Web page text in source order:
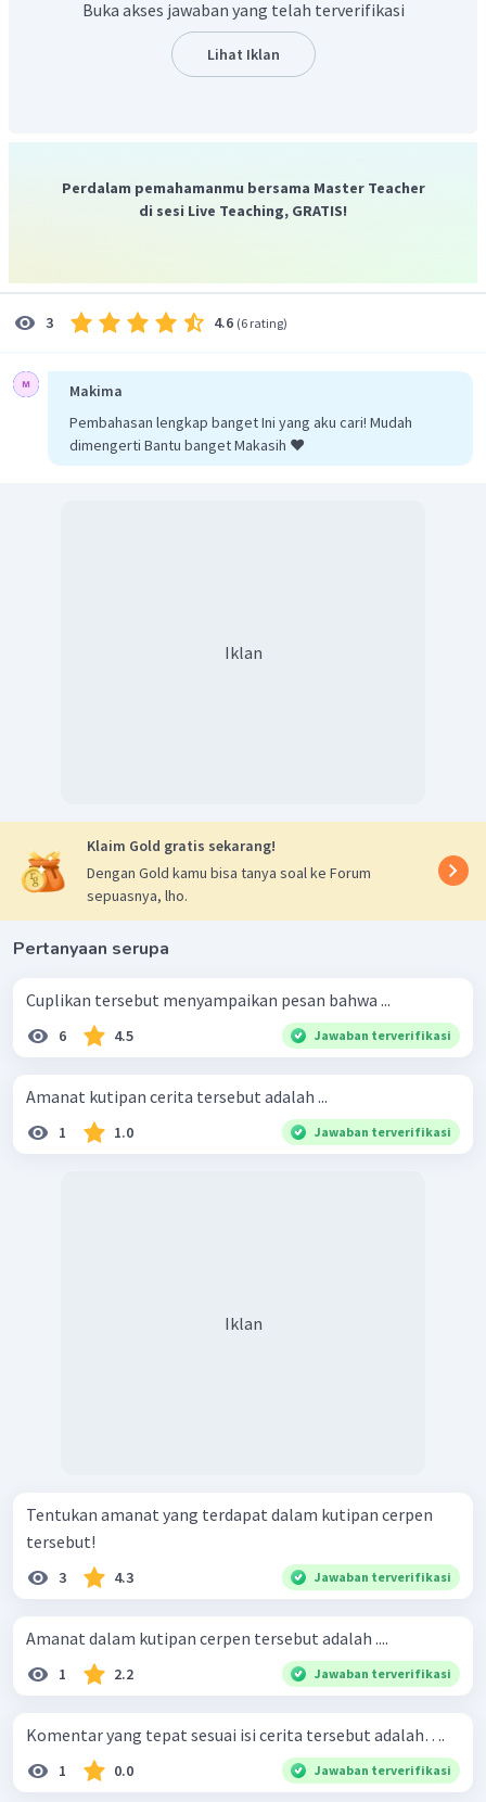
ketika menguji ujian SMA.
Dengan demikian jawaban yang benar adalah
Buka akses jawaban yang telah terverifikasi
Lihat Iklan
Perdalam pemahamanmu bersama Master Teacher
di sesi Live Teaching, GRATIS!
3 4.6 (6 rating)
Makima
Pembahasan lengkap banget Ini yang aku cari! Mudah
dimengerti Bantu banget Makasih ❤️
Iklan
Klaim Gold gratis sekarang!
Dengan Gold kamu bisa tanya soal ke Forum
sepuasnya, lho.
Pertanyaan serupa
Cuplikan tersebut menyampaikan pesan bahwa ...
6 4.5 Jawaban terverifikasi
Amanat kutipan cerita tersebut adalah ...
1 1.0 Jawaban terverifikasi
Iklan
Tentukan amanat yang terdapat dalam kutipan cerpen
tersebut!
3 4.3 Jawaban terverifikasi
Amanat dalam kutipan cerpen tersebut adalah ....
1 2.2 Jawaban terverifikasi
Komentar yang tepat sesuai isi cerita tersebut adalah….
1 0.0 Jawaban terverifikasi